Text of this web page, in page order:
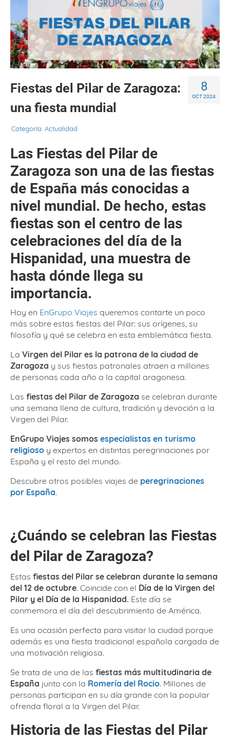
8
OCT 2024
Fiestas del Pilar de Zaragoza:
una fiesta mundial
Categoría: Actualidad
Las Fiestas del Pilar de
Zaragoza son una de las fiestas
de España más conocidas a
nivel mundial. De hecho, estas
fiestas son el centro de las
celebraciones del día de la
Hispanidad, una muestra de
hasta dónde llega su
importancia.
Hoy en EnGrupo Viajes queremos contarte un poco
más sobre estas fiestas del Pilar: sus orígenes, su
filosofía y qué se celebra en esta emblemática fiesta.
La Virgen del Pilar es la patrona de la ciudad de
Zaragoza y sus fiestas patronales atraen a millones
de personas cada año a la capital aragonesa.
Las fiestas del Pilar de Zaragoza se celebran durante
una semana llena de cultura, tradición y devoción a la
Virgen del Pilar.
EnGrupo Viajes somos especialistas en turismo
religioso y expertos en distintas peregrinaciones por
España y el resto del mundo.
Descubre otros posibles viajes de peregrinaciones
por España.
¿Cuándo se celebran las Fiestas
del Pilar de Zaragoza?
Estas fiestas del Pilar se celebran durante la semana
del 12 de octubre. Coincide con el Día de la Virgen del
Pilar y el Día de la Hispanidad. Este día se
conmemora el día del descubrimiento de América.
Es una ocasión perfecta para visitar la ciudad porque
además es una fiesta tradicional española cargada de
una motivación religiosa.
Se trata de una de las fiestas más multitudinaria de
España junto con la Romería del Rocio. Millones de
personas participan en su día grande con la popular
ofrenda floral a la Virgen del Pilar.
Historia de las Fiestas del Pilar